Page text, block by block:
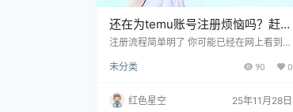
还在为temu账号注册烦恼吗？赶紧
来看看这些实用技巧！
注册流程简单明了 你可能已经在网上看到过
流程相对简单。你只需要准备几个东西： 手
册的时候，最好使用手机号码，因为这样可
以快捷地接收到验证码。记得把密码设置得
未分类 90 0
红色星空 25年11月28日